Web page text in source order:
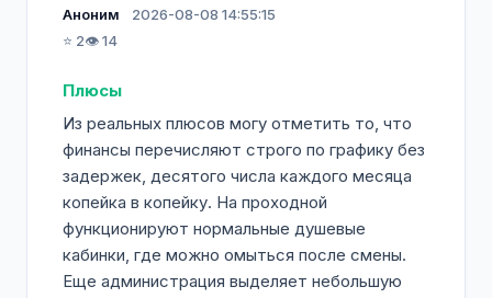
Аноним
2026-08-08 14:55:15
⭐ 2👁️ 14
Плюсы
Из реальных плюсов могу отметить то, что
финансы перечисляют строго по графику без
задержек, десятого числа каждого месяца
копейка в копейку. На проходной
функционируют нормальные душевые
кабинки, где можно омыться после смены.
Еще администрация выделяет небольшую